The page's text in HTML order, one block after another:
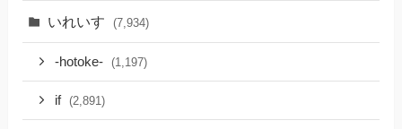
いれいす (7,934)
-hotoke- (1,197)
if (2,891)